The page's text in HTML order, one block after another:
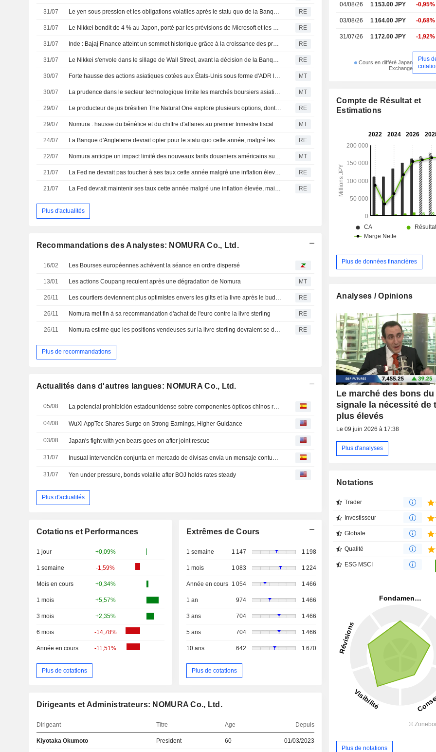
31/07 Le yen sous pression et les obligations volatiles après le statu quo de la Banque du Japon RE
31/07 Le Nikkei bondit de 4 % au Japon, porté par les prévisions de Microsoft et les valeurs technologiques RE
31/07 Inde : Bajaj Finance atteint un sommet historique grâce à la croissance des prêts et à la qualité des actifs RE
31/07 Le Nikkei s'envole dans le sillage de Wall Street, avant la décision de la Banque du Japon RE
30/07 Forte hausse des actions asiatiques cotées aux États-Unis sous forme d'ADR lors de la séance de jeudi MT
30/07 La prudence dans le secteur technologique limite les marchés boursiers asiatiques MT
29/07 Le producteur de jus brésilien The Natural One explore plusieurs options, dont une vente, selon des sources RE
29/07 Nomura : hausse du bénéfice et du chiffre d'affaires au premier trimestre fiscal MT
24/07 La Banque d'Angleterre devrait opter pour le statu quo cette année, malgré les risques inflationnistes liés au conflit iranien RE
22/07 Nomura anticipe un impact limité des nouveaux tarifs douaniers américains sur la croissance du Canada MT
21/07 La Fed ne devrait pas toucher à ses taux cette année malgré une inflation élevée - économistes RE
21/07 La Fed devrait maintenir ses taux cette année malgré une inflation élevée, mais les économistes n'excluent pas une hausse RE
Plus d'actualités
Recommandations des Analystes: NOMURA Co., Ltd.
16/02 Les Bourses européennes achèvent la séance en ordre dispersé
13/01 Les actions Coupang reculent après une dégradation de Nomura MT
26/11 RE
26/11 Nomura met fin à sa recommandation d'achat de l'euro contre la livre sterling RE
26/11 RE
Plus de recommandations
Actualités dans d'autres langues: NOMURA Co., Ltd.
05/08
04/08 WuXi AppTec Shares Surge on Strong Earnings, Higher Guidance
03/08 Japan's fight with yen bears goes on after joint rescue
31/07
31/07 Yen under pressure, bonds volatile after BOJ holds rates steady
Plus d'actualités
Cotations et Performances
1 jour +0,09%
1 semaine -1,59%
Mois en cours +0,34%
1 mois +5,57%
3 mois +2,35%
6 mois -14,78%
Année en cours -11,51%
Plus de cotations
Extrêmes de Cours
1 semaine 1 147 1 198
1 mois 1 083 1 224
Année en cours 1 054 1 466
1 an 974 1 466
3 ans 704 1 466
5 ans 704 1 466
10 ans 642 1 670
Plus de cotations
Dirigeants et Administrateurs: NOMURA Co., Ltd.
Dirigeant Titre Age Depuis
Kiyotaka Okumoto President 60 01/03/2023
aménagements intérieurs,
installations, les relations
04/08/26 1 153.00 JPY -0,95%
03/08/26 1 164.00 JPY -0,68%
31/07/26 1 172.00 JPY -1,92%
Cours en différé Japan
Exchange
Plus
Compte de Résultat et
Estimations
Plus de données financières
Analyses / Opinions
Le marché des bons
signale la nécessité de
plus élevés
Le 09 juin 2026 à 17:38
Plus d'analyses
Notations
Trader
Investisseur
Globale
Qualité
ESG MSCI
Plus de notations